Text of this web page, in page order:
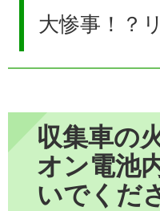
大惨事！？
収集車の
オン電池
いでくだ